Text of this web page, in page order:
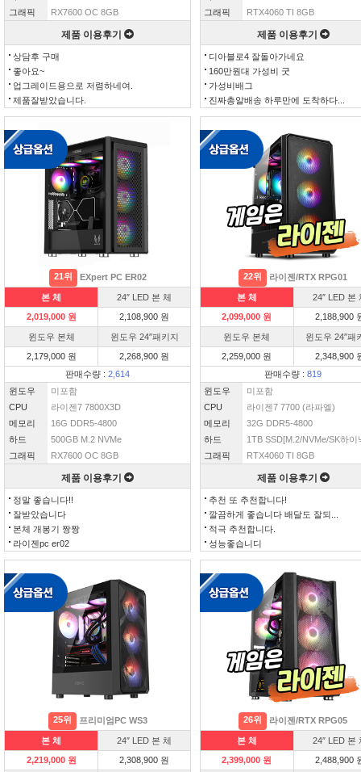
그래픽
RX7600 OC 8GB
제품 이용후기
상담후 구매
좋아요~
업그레이드용으로 저렴하네여.
제품잘받았습니다.
그래픽
RTX4060 TI 8GB
제품 이용후기
디아블로4 잘돌아가네요
160만원대 가성비 굿
가성비배그
진짜총알배송 하루만에 도착하다...
21위 EXpert PC ER02
본 체
24″ LED 본 체
2,019,000 원
2,108,900 원
윈도우 본체
윈도우 24″패키지
2,179,000 원
2,268,900 원
판매수량 : 2,614
윈도우
미포함
CPU
라이젠7 7800X3D
메모리
16G DDR5-4800
하드
500GB M.2 NVMe
그래픽
RX7600 OC 8GB
제품 이용후기
정말 좋습니다!!
잘받았습니다
본체 개봉기 짱짱
라이젠pc er02
22위 라이젠/RTX RPG01
본 체
24″ LED 본
2,099,000 원
2,188,900
윈도우 본체
윈도우 24″패
2,259,000 원
2,348,900
판매수량 : 819
윈도우
미포함
CPU
라이젠7 7700 (라파엘)
메모리
32G DDR5-4800
하드
1TB SSD[M.2/NVMe/SK하이
그래픽
RTX4060 TI 8GB
제품 이용후기
추천 또 추천합니다!
깔끔하게 좋습니다 배달도 잘되...
적극 추천합니다.
성능좋습니디
25위 프리미엄PC WS3
본 체
24″ LED 본 체
2,219,000 원
2,308,900 원
26위 라이젠/RTX RPG05
본 체
24″ LED 본
2,399,000 원
2,488,900